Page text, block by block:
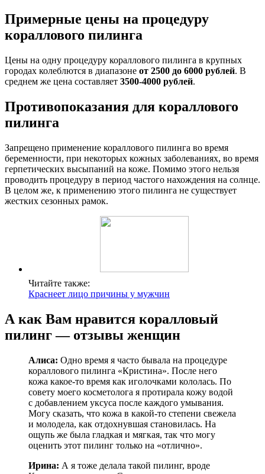
Примерные цены на процедуру
кораллового пилинга
Цены на одну процедуру кораллового пилинга в крупных
городах колеблются в диапазоне от 2500 до 6000 рублей. В
среднем же цена составляет 3500-4000 рублей.
Противопоказания для кораллового
пилинга
Запрещено применение кораллового пилинга во время
беременности, при некоторых кожных заболеваниях, во время
герпетических высыпаний на коже. Помимо этого нельзя
проводить процедуру в период частого нахождения на солнце.
В целом же, к применению этого пилинга не существует
жестких сезонных рамок.
Читайте также:
Краснеет лицо причины у мужчин
А как Вам нравится коралловый
пилинг — отзывы женщин
Алиса: Одно время я часто бывала на процедуре
кораллового пилинга «Кристина». После него
кожа какое-то время как иголочками кололась. По
совету моего косметолога я протирала кожу водой
с добавлением уксуса после каждого умывания.
Могу сказать, что кожа в какой-то степени свежела
и молодела, как отдохнувшая становилась. На
ощупь же была гладкая и мягкая, так что могу
оценить этот пилинг только на «отлично».
Ирина: А я тоже делала такой пилинг, вроде